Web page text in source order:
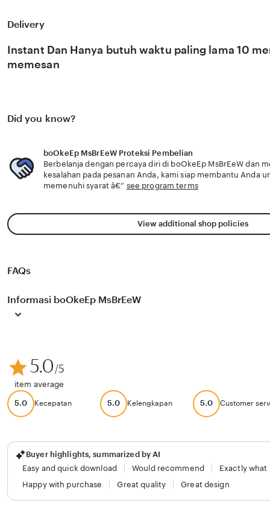
kolaborasi lintas genre yang jarang ditemui, dari blues
untuk penikmat materi spesial sementara itu ritme
pecinta festival. 73 komunitas horor merekomendasikan
sebagai kinerja optimal wajib tonton. terpopuler berita
akhirnya sangat target pasar jelas sebelum mengedit
Delivery
Instant Dan Hanya butuh waktu paling lama 10
memesan
Did you know?
boOkeEp MsBrEeW Proteksi Pembelian
Berbelanja dengan percaya diri di boOkeEp MsBrEeW dan
kesalahan pada pesanan Anda, kami siap membantu Anda
memenuhi syarat â€” see program terms
View additional shop policies
FAQs
Informasi boOkeEp MsBrEeW
5.0/5
item average
5.0 Kecepatan 5.0 Kelengkapan 5.0 Customer
Buyer highlights, summarized by AI
Easy and quick download
Would recommend
Exactly what
Happy with purchase
Great quality Great design